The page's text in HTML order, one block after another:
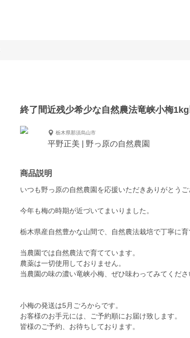
終了間近残少希少な自然農法竜峡小梅
栃木県那須烏山市
平野正美 | 野っ原の自然農園
商品説明
いつも野っ原の自然農園を応援いただきありがとうご
今年も梅の時期が近づいてまいりました。
栃木県産自然豊かな山間で、自然農法栽培で丁寧に育
当農園では自然農法で育てています。
農薬は一切使用しておりません。
当農園の味の濃い竜峡小梅、ぜひ味わってみてくださ
小梅の発送は5月ごろからです。
お客様のお手元には、ご予約順にお届け致します。
皆様のご予約、お待ちしております。